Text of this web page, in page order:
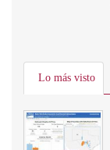
Lo más visto